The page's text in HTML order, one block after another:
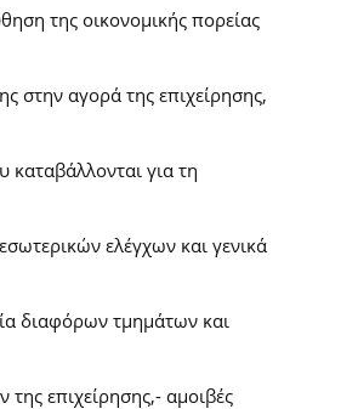
της οικονομικής πορείας
στην αγορά της επιχείρησης,
καταβάλλονται για τη
ελέγχων και γενικά
διαφόρων τμημάτων και
της επιχείρησης,- αμοιβές